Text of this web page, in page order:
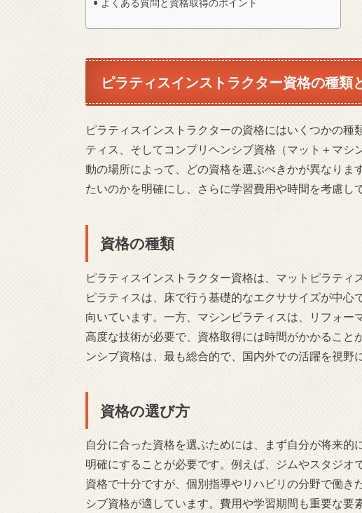
よくある質問と資格取得のポイント
ピラティスインストラクター資格の種類
ピラティスインストラクターの資格にはいくつかの
ティス、そしてコンプリヘンシブ資格（マット＋マ
動の場所によって、どの資格を選ぶべきかが異なりま
たいのかを明確にし、さらに学習費用や時間を考慮し
資格の種類
ピラティスインストラクター資格は、マットピラティ
ピラティスは、床で行う基礎的なエクササイズが中
向いています。一方、マシンピラティスは、リフォー
高度な技術が必要で、資格取得には時間がかかるこ
ンシブ資格は、最も総合的で、国内外での活躍を視野
資格の選び方
自分に合った資格を選ぶためには、まず自分が将来
明確にすることが必要です。例えば、ジムやスタジオ
資格で十分ですが、個別指導やリハビリの分野で働
シブ資格が適しています。費用や学習期間も重要な